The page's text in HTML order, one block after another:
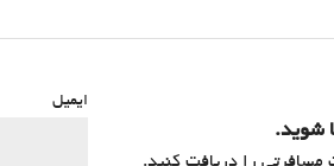
شوید.
ایمیل